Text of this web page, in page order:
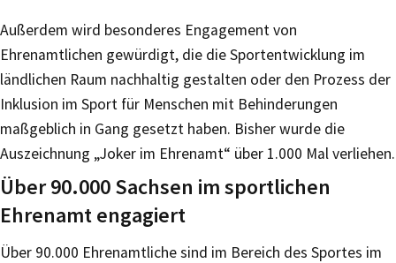
Außerdem wird besonderes Engagement von
Ehrenamtlichen gewürdigt, die die Sportentwicklung im
ländlichen Raum nachhaltig gestalten oder den Prozess der
Inklusion im Sport für Menschen mit Behinderungen
maßgeblich in Gang gesetzt haben. Bisher wurde die
Auszeichnung „Joker im Ehrenamt“ über 1.000 Mal verliehen.
Über 90.000 Sachsen im sportlichen
Ehrenamt engagiert
Über 90.000 Ehrenamtliche sind im Bereich des Sportes im